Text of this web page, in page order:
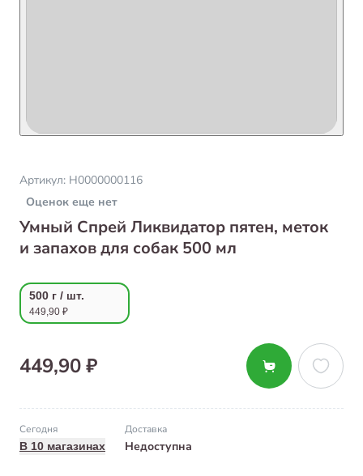
Артикул: Н0000000116
Оценок еще нет
Умный Спрей Ликвидатор пятен, меток
и запахов для собак 500 мл
500 г / шт.
449,90 ₽
449,90 ₽
Сегодня
В 10 магазинах
Доставка
Недоступна